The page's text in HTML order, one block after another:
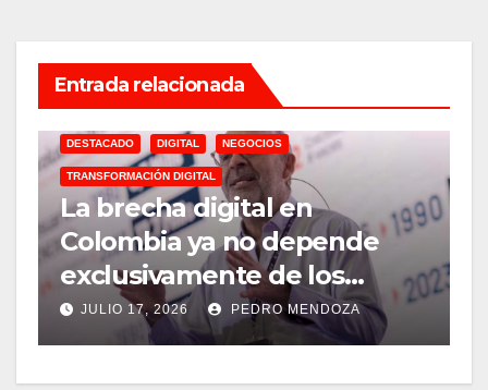
Entrada relacionada
DESTACADO DIGITAL NEGOCIOS
TRANSFORMACIÓN DIGITAL
La brecha digital en
Colombia ya no depende
exclusivamente de los
cables de fibra óptica
JULIO 17, 2026 PEDRO MENDOZA